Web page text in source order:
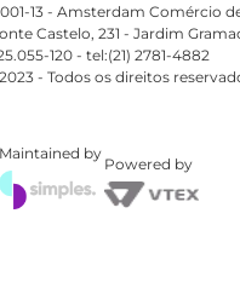
13 - Amsterdam Comércio
Castelo, 231 - Jardim
120 - tel:(21) 2781-4882
- Todos os direitos
Maintained by
Powered by